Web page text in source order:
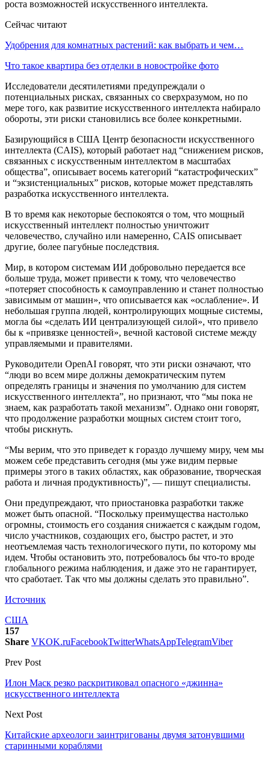
роста возможностей искусственного интеллекта.
Сейчас читают
Удобрения для комнатных растений: как выбрать и чем…
Что такое квартира без отделки в новостройке фото
Исследователи десятилетиями предупреждали о
потенциальных рисках, связанных со сверхразумом, но по
мере того, как развитие искусственного интеллекта набирало
обороты, эти риски становились все более конкретными.
Базирующийся в США Центр безопасности искусственного
интеллекта (CAIS), который работает над “снижением рисков,
связанных с искусственным интеллектом в масштабах
общества”, описывает восемь категорий “катастрофических”
и “экзистенциальных” рисков, которые может представлять
разработка искусственного интеллекта.
В то время как некоторые беспокоятся о том, что мощный
искусственный интеллект полностью уничтожит
человечество, случайно или намеренно, CAIS описывает
другие, более пагубные последствия.
Мир, в котором системам ИИ добровольно передается все
больше труда, может привести к тому, что человечество
«потеряет способность к самоуправлению и станет полностью
зависимым от машин», что описывается как «ослабление». И
небольшая группа людей, контролирующих мощные системы,
могла бы «сделать ИИ централизующей силой», что привело
бы к «привязке ценностей», вечной кастовой системе между
управляемыми и правителями.
Руководители OpenAI говорят, что эти риски означают, что
“люди во всем мире должны демократическим путем
определять границы и значения по умолчанию для систем
искусственного интеллекта”, но признают, что “мы пока не
знаем, как разработать такой механизм”. Однако они говорят,
что продолжение разработки мощных систем стоит того,
чтобы рискнуть.
“Мы верим, что это приведет к гораздо лучшему миру, чем мы
можем себе представить сегодня (мы уже видим первые
примеры этого в таких областях, как образование, творческая
работа и личная продуктивность)”, — пишут специалисты.
Они предупреждают, что приостановка разработки также
может быть опасной. “Поскольку преимущества настолько
огромны, стоимость его создания снижается с каждым годом,
число участников, создающих его, быстро растет, и это
неотъемлемая часть технологического пути, по которому мы
идем. Чтобы остановить это, потребовалось бы что-то вроде
глобального режима наблюдения, и даже это не гарантирует,
что сработает. Так что мы должны сделать это правильно”.
Источник
США
157
Share VKOK.ruFacebookTwitterWhatsAppTelegramViber
Prev Post
Илон Маск резко раскритиковал опасного «джинна»
искусственного интеллекта
Next Post
Китайские археологи заинтригованы двумя затонувшими
старинными кораблями